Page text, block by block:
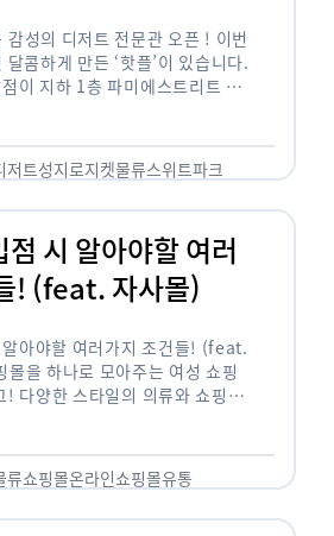
감성의 디저트 전문관 오픈 ! 이번
콤하게 만든 ‘핫플’이 있습니다.
이 지하 1층 파미에스트리트 분
저트성지로지켓물류스위트파크
시 알아야할 여러
! (feat. 자사몰)
알아야할 여러가지 조건들! (feat.
몰을 하나로 모아주는 여성 쇼핑
! 다양한 스타일의 의류와 쇼핑몰
류쇼핑몰온라인쇼핑몰유통